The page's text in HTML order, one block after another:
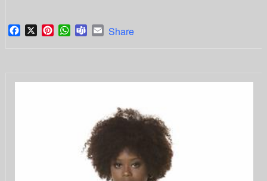
Facebook
X PinterestWhatsApp
TeamsEmail
Share